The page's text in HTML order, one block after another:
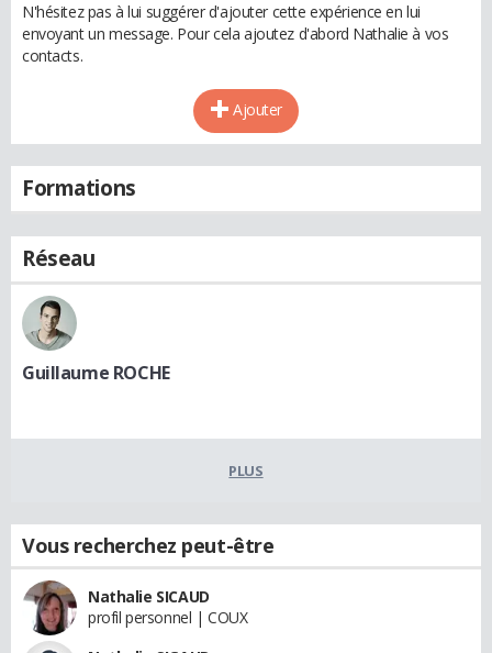
N'hésitez pas à lui suggérer d'ajouter cette expérience en lui
envoyant un message. Pour cela ajoutez d'abord Nathalie à vos
contacts.
Ajouter
Formations
Réseau
Guillaume ROCHE
PLUS
Vous recherchez peut-être
Nathalie SICAUD
profil personnel | COUX